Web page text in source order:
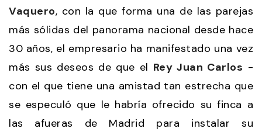
Vaquero, con la que forma una de las parejas
más sólidas del panorama nacional desde hace
30 años, el empresario ha manifestado una vez
más sus deseos de que el Rey Juan Carlos -
con el que tiene una amistad tan estrecha que
se especuló que le habría ofrecido su finca a
las afueras de Madrid para instalar su